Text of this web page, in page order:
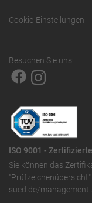
Cookie-Einstellungen
Besuchen Sie uns:
ISO 9001 -
Sie können das
sued.de/